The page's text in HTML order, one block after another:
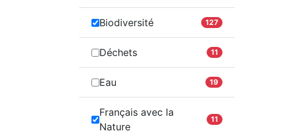
Biodiversité 127
Déchets 11
Eau 19
Français avec la
Nature
11